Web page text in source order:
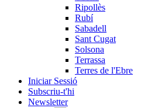
Ripollès
Rubí
Sabadell
Sant Cugat
Solsona
Terrassa
Terres de l'Ebre
Iniciar Sessió
Subscriu-t'hi
Newsletter